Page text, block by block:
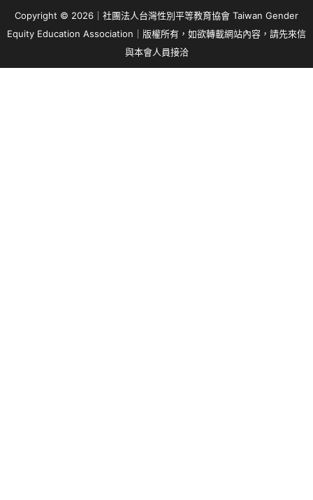
Copyright © 2026｜社團法人台灣性別平等教育協會 Taiwan Gender
Equity Education Association｜版權所有，如欲轉載網站內容，請先來信
與本會人員接洽